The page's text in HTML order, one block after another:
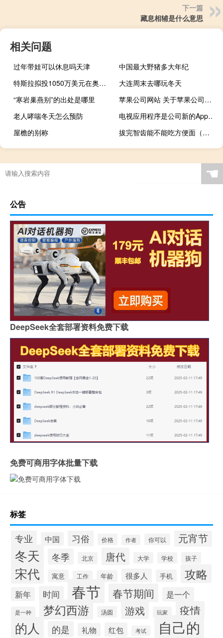
下一篇
藏息相辅是什么意思
相关问题
过年带娃可以休息吗天津
中国最大野猪多大年纪
特斯拉拟投1050万美元在奥斯汀工厂建“赛博自助餐厅”
大连周末去哪玩冬天
“寒岩巢燕别”的出处是哪里
苹果公司网站 关于苹果公司网站的介绍
老人哮喘冬天怎么预防
电视应用程序是公司新的AppleTVPlus服务的所在地
屋檐的别称
拔完智齿能不能吃方便面（拔完智齿能不能吃黄瓜）
☚
公告
DeepSeek全套部署资料免费下载
免费可商用字体批量下载
标签
专业 中国 习俗 价格 作者 你可以 元宵节
冬天 冬季 北京 唐代 大学 学校 孩子
宋代 寓意 工作 年龄 很多人 手机 攻略
新年 时间 春节 春节期间 是一个
是一种 梦幻西游 汤圆 游戏 玩家 疫情
的人 的是 礼物 红包 考试 自己的